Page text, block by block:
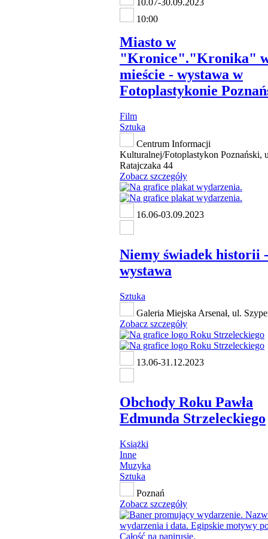
10.07-30.09.2023
10:00
Miasto w
"Kronice"."Kronika"
mieście - wystawa w
Fotoplastykonie
Film
Sztuka
Centrum Informacji
Kulturalnej/Fotoplastykon Poznański,
Ratajczaka 44
Zobacz szczegóły
16.06-03.09.2023
Niemy świadek historii -
wystawa
Sztuka
Galeria Miejska Arsenał, ul.
Zobacz szczegóły
13.06-31.12.2023
Obchody Roku Pawła
Edmunda Strzeleckiego
Książki
Inne
Muzyka
Sztuka
Poznań
Zobacz szczegóły